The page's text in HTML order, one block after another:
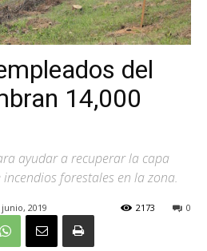
del
14,000
ayudar a recuperar la capa
forestales en la zona.
junio, 2019 0
2173